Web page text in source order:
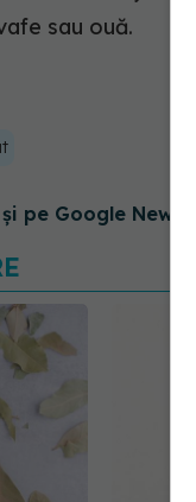
sau ouă.
pe Google News